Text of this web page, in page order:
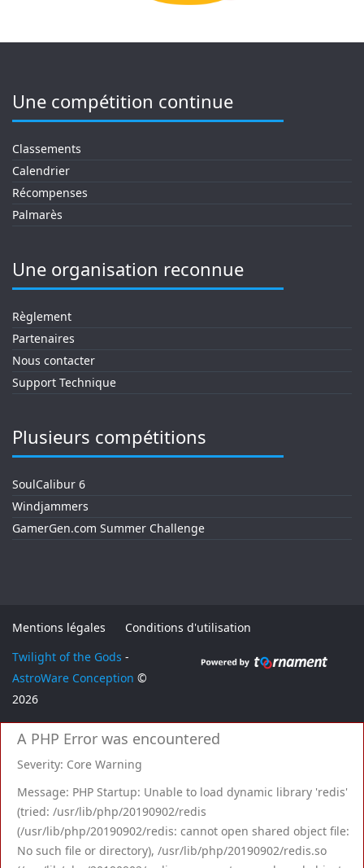
Une compétition continue
Classements
Calendrier
Récompenses
Palmarès
Une organisation reconnue
Règlement
Partenaires
Nous contacter
Support Technique
Plusieurs compétitions
SoulCalibur 6
Windjammers
GamerGen.com Summer Challenge
Mentions légales
Conditions d'utilisation
Twilight of the Gods -
AstroWare Conception ©
2026
A PHP Error was encountered
Severity: Core Warning
Message: PHP Startup: Unable to load dynamic library 'redis'
(tried: /usr/lib/php/20190902/redis
(/usr/lib/php/20190902/redis: cannot open shared object file:
No such file or directory), /usr/lib/php/20190902/redis.so